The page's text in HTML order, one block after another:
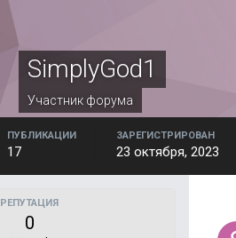
SimplyGod1
Участник форума
ПУБЛИКАЦИИ
17
ЗАРЕГИСТРИРОВАН
23 октября, 2023
РЕПУТАЦИЯ
0